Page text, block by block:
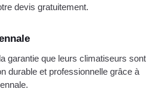
devis gratuitement.
garantie que leurs climatiseurs sont
durable et professionnelle grâce à